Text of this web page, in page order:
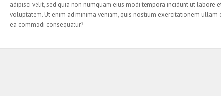
adipisci velit, sed quia non numquam eius modi tempora incidunt ut labore
voluptatem. Ut enim ad minima veniam, quis nostrum exercitationem
ea commodi consequatur?